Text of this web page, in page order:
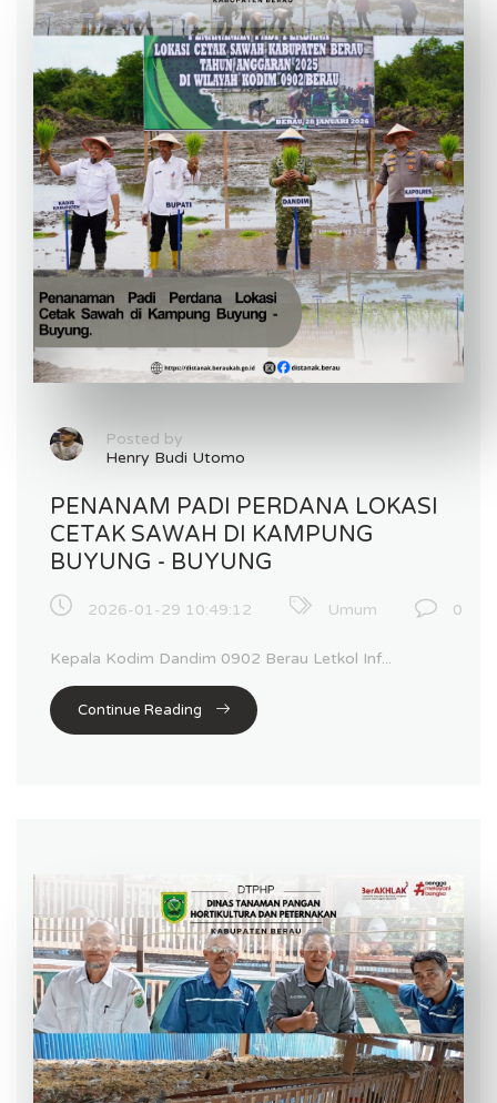
Posted by
Henry Budi Utomo
PENANAM PADI PERDANA LOKASI
CETAK SAWAH DI KAMPUNG
BUYUNG - BUYUNG
2026-01-29 10:49:12 Umum 0
Kepala Kodim Dandim 0902 Berau Letkol Inf...
Continue Reading